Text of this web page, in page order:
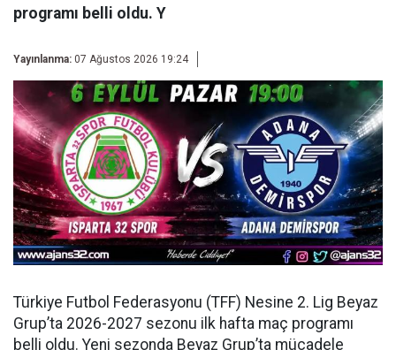
programı belli oldu. Y
Yayınlanma: 07 Ağustos 2026 19:24
Türkiye Futbol Federasyonu (TFF) Nesine 2. Lig Beyaz
Grup’ta 2026-2027 sezonu ilk hafta maç programı
belli oldu. Yeni sezonda Beyaz Grup’ta mücadele